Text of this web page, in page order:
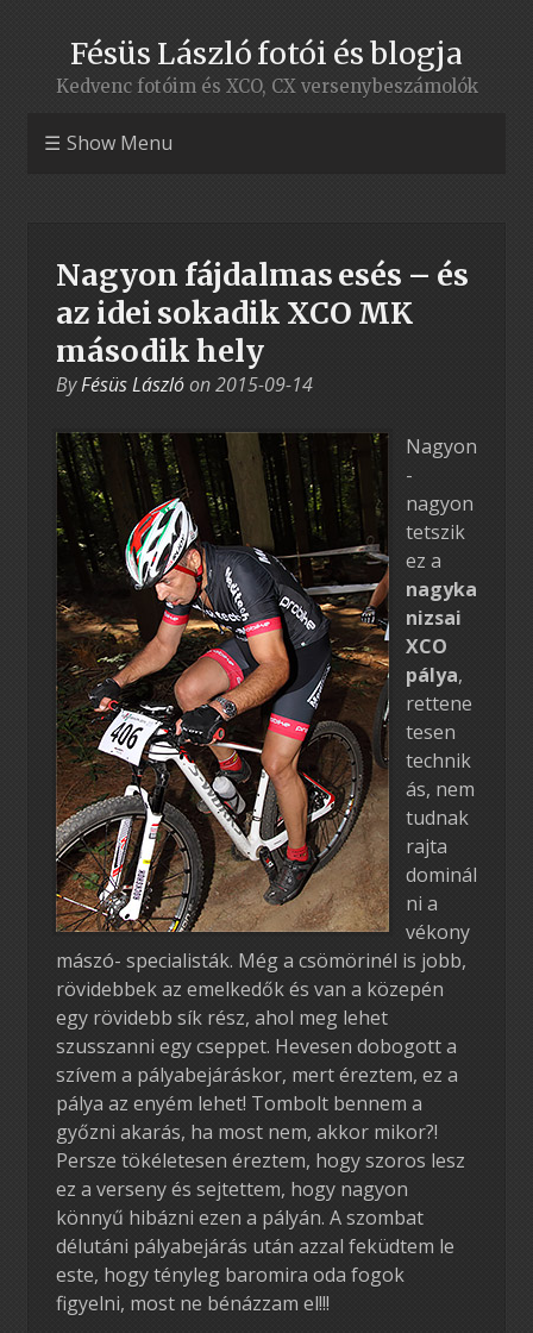
Fésüs László fotói és blogja
Kedvenc fotóim és XCO, CX versenybeszámolók
Show Menu
Nagyon fájdalmas esés – és
az idei sokadik XCO MK
második hely
ByFésüs Lászlóon2015-09-14
Nagyon
-
nagyon
tetszik
ez a
nagyka
nizsai
XCO
pálya,
rettene
tesen
technik
ás, nem
tudnak
rajta
dominál
ni a
vékony
mászó- specialisták. Még a csömörinél is jobb,
rövidebbek az emelkedők és van a közepén
egy rövidebb sík rész, ahol meg lehet
szusszanni egy cseppet. Hevesen dobogott a
szívem a pályabejáráskor, mert éreztem, ez a
pálya az enyém lehet! Tombolt bennem a
győzni akarás, ha most nem, akkor mikor?!
Persze tökéletesen éreztem, hogy szoros lesz
ez a verseny és sejtettem, hogy nagyon
könnyű hibázni ezen a pályán. A szombat
délutáni pályabejárás után azzal feküdtem le
este, hogy tényleg baromira oda fogok
figyelni, most ne bénázzam el!!!